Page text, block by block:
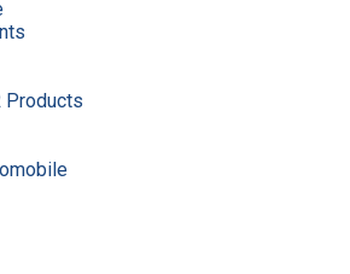
Products